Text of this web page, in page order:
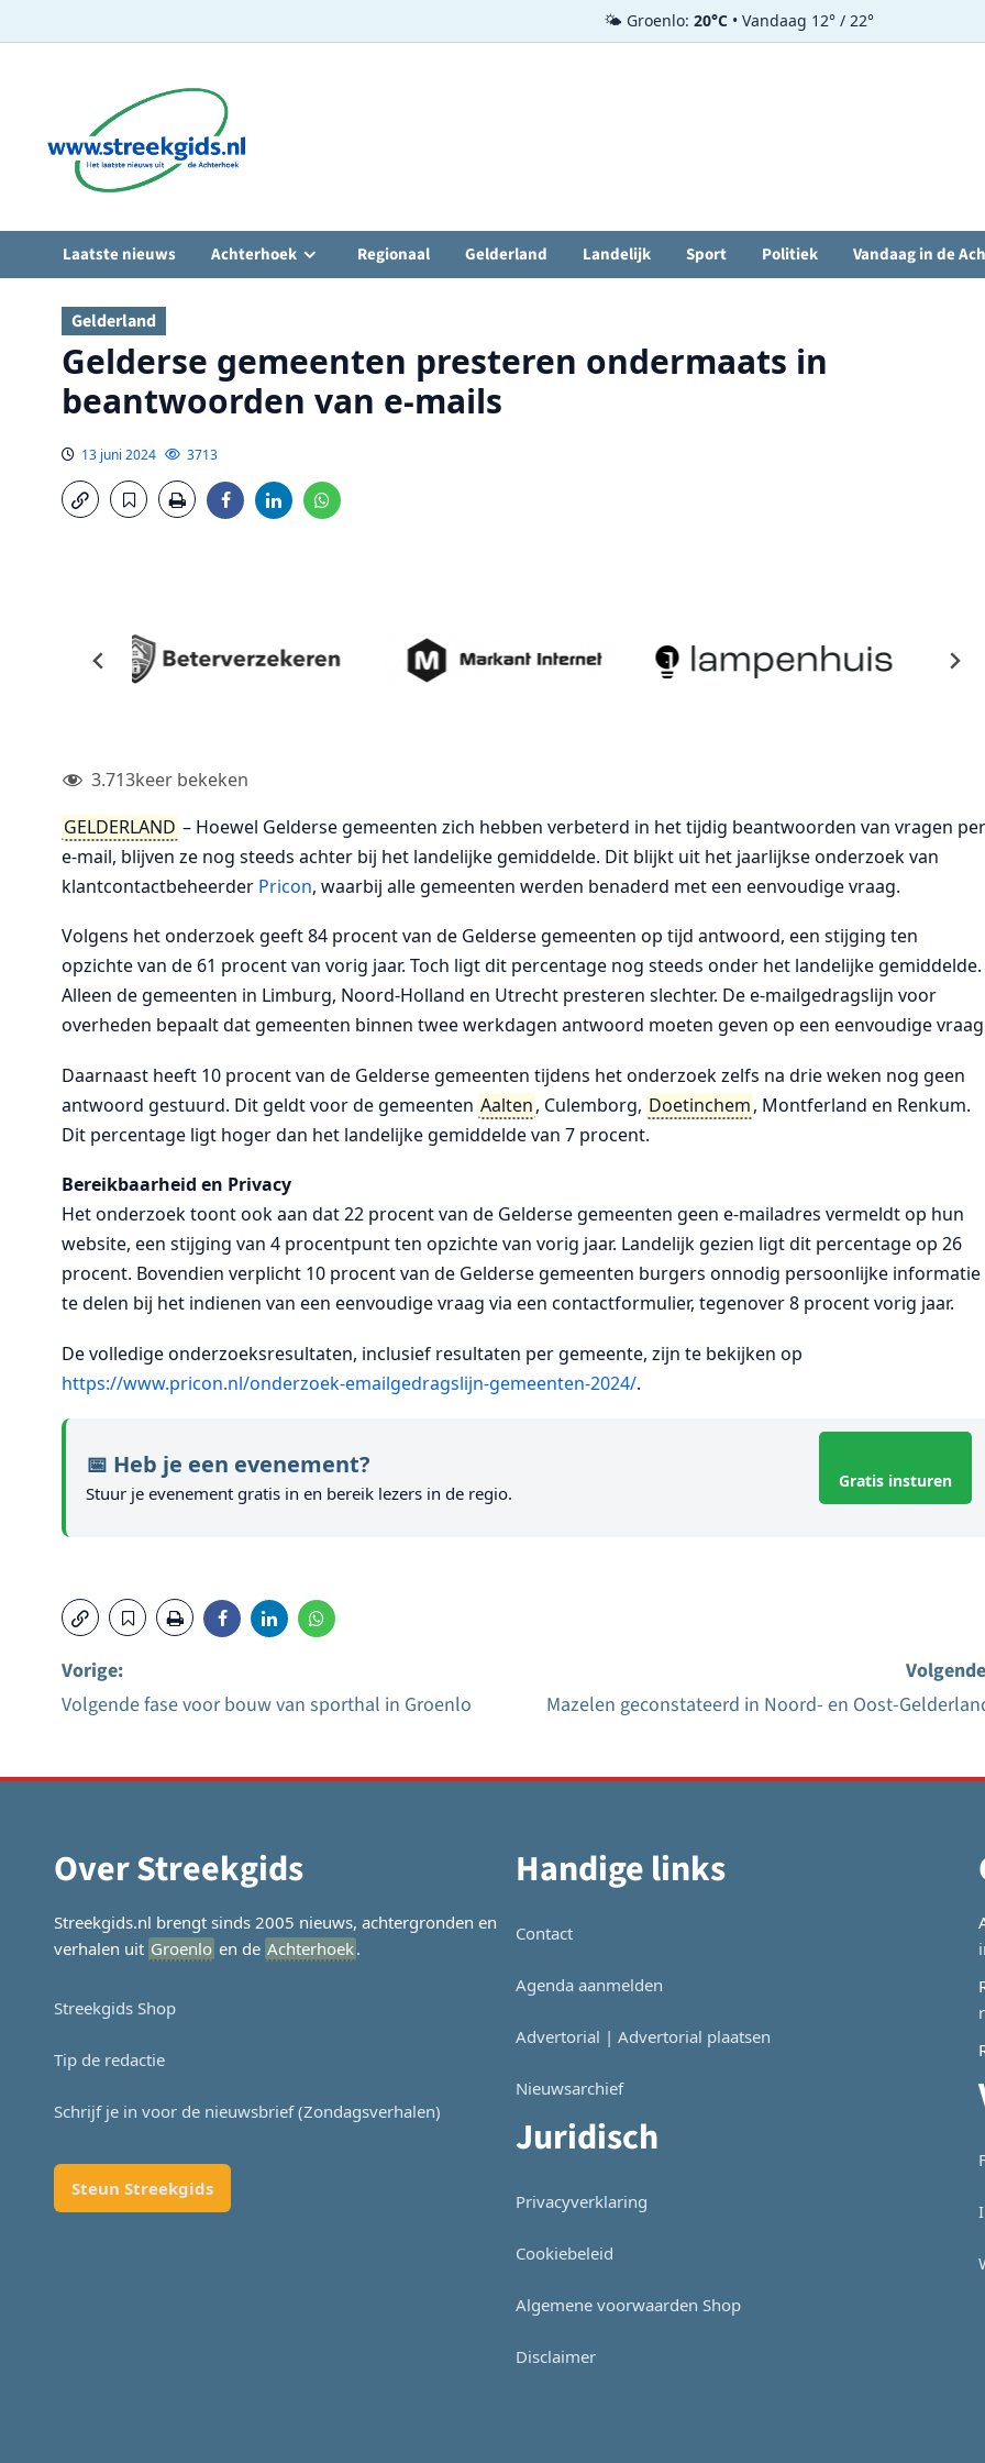
🌤️ Groenlo: 20°C • Vandaag 12° / 22°
inhoud
Laatste nieuws Achterhoek Regionaal Gelderland Landelijk Sport Politiek Vandaag in de
Gelderland
Gelderse gemeenten presteren ondermaats in
beantwoorden van e-mails
13 juni 2024 3713
3.713keer bekeken
GELDERLAND – Hoewel Gelderse gemeenten zich hebben verbeterd in het tijdig beantwoorden van vragen per
e-mail, blijven ze nog steeds achter bij het landelijke gemiddelde. Dit blijkt uit het jaarlijkse onderzoek van
klantcontactbeheerder Pricon, waarbij alle gemeenten werden benaderd met een eenvoudige vraag.
Volgens het onderzoek geeft 84 procent van de Gelderse gemeenten op tijd antwoord, een stijging ten
opzichte van de 61 procent van vorig jaar. Toch ligt dit percentage nog steeds onder het landelijke gemiddelde.
Alleen de gemeenten in Limburg, Noord-Holland en Utrecht presteren slechter. De e-mailgedragslijn voor
overheden bepaalt dat gemeenten binnen twee werkdagen antwoord moeten geven op een eenvoudige
Daarnaast heeft 10 procent van de Gelderse gemeenten tijdens het onderzoek zelfs na drie weken nog geen
antwoord gestuurd. Dit geldt voor de gemeenten Aalten, Culemborg, Doetinchem, Montferland en Renkum.
Dit percentage ligt hoger dan het landelijke gemiddelde van 7 procent.
Bereikbaarheid en Privacy
Het onderzoek toont ook aan dat 22 procent van de Gelderse gemeenten geen e-mailadres vermeldt op hun
website, een stijging van 4 procentpunt ten opzichte van vorig jaar. Landelijk gezien ligt dit percentage op 26
procent. Bovendien verplicht 10 procent van de Gelderse gemeenten burgers onnodig persoonlijke informatie
te delen bij het indienen van een eenvoudige vraag via een contactformulier, tegenover 8 procent vorig jaar.
De volledige onderzoeksresultaten, inclusief resultaten per gemeente, zijn te bekijken op
https://www.pricon.nl/onderzoek-emailgedragslijn-gemeenten-2024/.
📅 Heb je een evenement?
Stuur je evenement gratis in en bereik lezers in de regio.
Gratis insturen
Bericht
navigatie
Vorige:
Volgende fase voor bouw van sporthal in Groenlo
Mazelen geconstateerd in Noord- en Oost-
Over Streekgids
Streekgids.nl brengt sinds 2005 nieuws, achtergronden en
verhalen uit Groenlo en de Achterhoek.
Streekgids Shop
Tip de redactie
Schrijf je in voor de nieuwsbrief (Zondagsverhalen)
Steun Streekgids
Handige links
Contact
Agenda aanmelden
Advertorial | Advertorial plaatsen
Nieuwsarchief
Juridisch
Privacyverklaring
Cookiebeleid
Algemene voorwaarden Shop
Disclaimer